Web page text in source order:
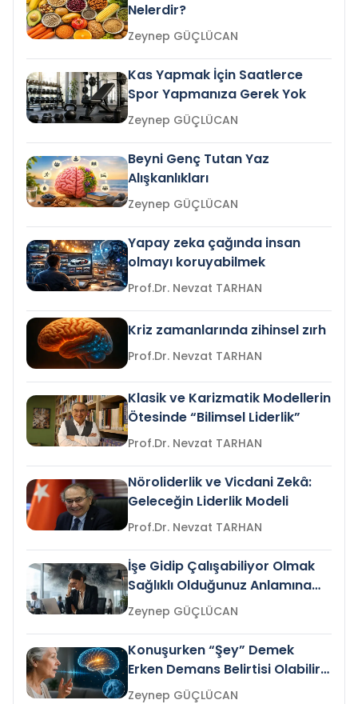
Nelerdir?
Zeynep GÜÇLÜCAN
Kas Yapmak İçin Saatlerce
Spor Yapmanıza Gerek Yok
Zeynep GÜÇLÜCAN
Beyni Genç Tutan Yaz
Alışkanlıkları
Zeynep GÜÇLÜCAN
Yapay zeka çağında insan
olmayı koruyabilmek
Prof.Dr. Nevzat TARHAN
Kriz zamanlarında zihinsel zırh
Prof.Dr. Nevzat TARHAN
Klasik ve Karizmatik Modellerin
Ötesinde “Bilimsel Liderlik”
Prof.Dr. Nevzat TARHAN
Nöroliderlik ve Vicdani Zekâ:
Geleceğin Liderlik Modeli
Prof.Dr. Nevzat TARHAN
İşe Gidip Çalışabiliyor Olmak
Sağlıklı Olduğunuz Anlamına
Gelir mi?Zeynep GÜÇLÜCAN
Konuşurken “Şey” Demek
Erken Demans Belirtisi Olabilir
mi?
Zeynep GÜÇLÜCAN